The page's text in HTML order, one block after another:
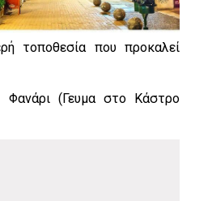
(Γευμα στο Κάστρο